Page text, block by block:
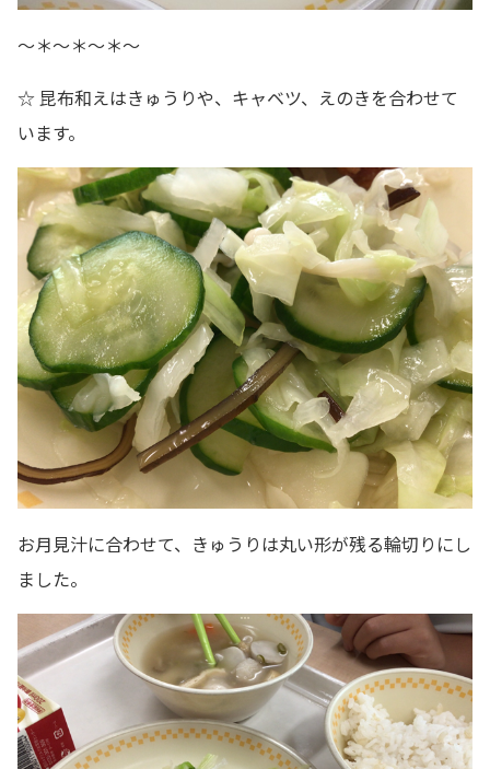
～＊～＊～＊～
☆ 昆布和えはきゅうりや、キャベツ、えのきを合わせて
います。
お月見汁に合わせて、きゅうりは丸い形が残る輪切りにし
ました。